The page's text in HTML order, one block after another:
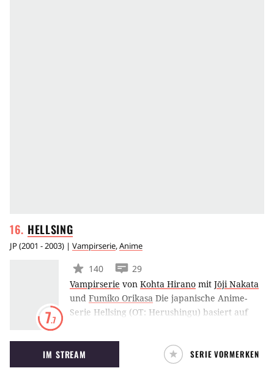
HELLSING
JP(2001 - 2003) | Vampirserie,Anime
7.7
140
29
Vampirserie von Kohta Hirano mit Jōji Nakata
und Fumiko Orikasa Die japanische Anime-
Serie Hellsing (OT: Herushingu) basiert auf
Hirano Ende der 1990er Jahre geschrieben
wurde. Die Geschichte erzählt vom Kampf der
britischen Geheimorganisation Hellsing gegen
IM STREAM SERIE VORMERKEN